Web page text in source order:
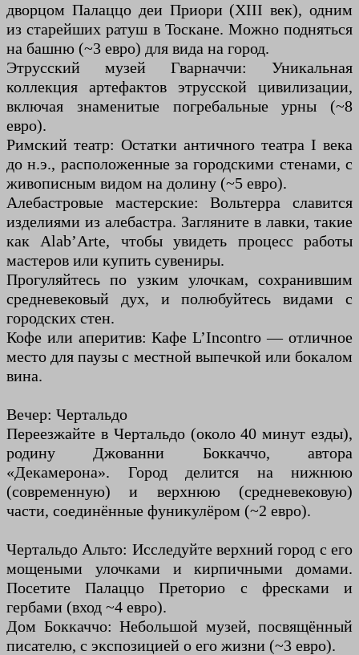
дворцом Палаццо деи Приори (XIII век), одним
из старейших ратуш в Тоскане. Можно подняться
на башню (~3 евро) для вида на город.
Этрусский музей Гварначчи: Уникальная
коллекция артефактов этрусской цивилизации,
включая знаменитые погребальные урны (~8
евро).
Римский театр: Остатки античного театра I века
до н.э., расположенные за городскими стенами, с
живописным видом на долину (~5 евро).
Алебастровые мастерские: Вольтерра славится
изделиями из алебастра. Загляните в лавки, такие
как Alab’Arte, чтобы увидеть процесс работы
мастеров или купить сувениры.
Прогуляйтесь по узким улочкам, сохранившим
средневековый дух, и полюбуйтесь видами с
городских стен.
Кофе или аперитив: Кафе L’Incontro — отличное
место для паузы с местной выпечкой или бокалом
вина.
Вечер: Чертальдо
Переезжайте в Чертальдо (около 40 минут езды),
родину Джованни Боккаччо, автора
«Декамерона». Город делится на нижнюю
(современную) и верхнюю (средневековую)
части, соединённые фуникулёром (~2 евро).
Чертальдо Альто: Исследуйте верхний город с его
мощеными улочками и кирпичными домами.
Посетите Палаццо Преторио с фресками и
гербами (вход ~4 евро).
Дом Боккаччо: Небольшой музей, посвящённый
писателю, с экспозицией о его жизни (~3 евро).